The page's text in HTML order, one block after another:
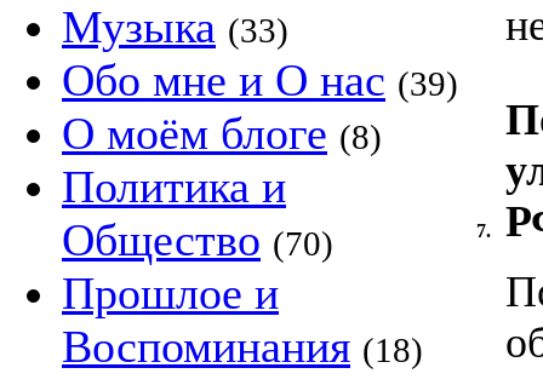
Музыка (33)
Обо мне и О нас (39)
О моём блоге (8)
Политика и
Общество (70)
Прошлое и
Воспоминания (18)
7.